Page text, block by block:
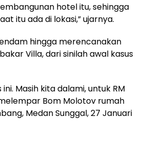
hotel itu, sehingga
itu ada di lokasi,” ujarnya.
hingga merencanakan
Villa, dari sinilah awal kasus
Masih kita dalami, untuk RM
Bom Molotov rumah
Medan Sunggal, 27 Januari